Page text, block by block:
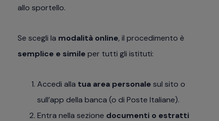
allo sportello.
Se scegli la modalità online, il procedimento è
semplice e simile per tutti gli istituti:
Accedi alla tua area personale sul sito o
sull’app della banca (o di Poste Italiane).
Entra nella sezione documenti o estratti